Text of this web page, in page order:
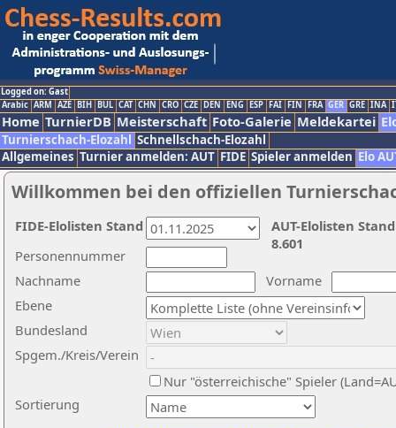
Logged on: Gast
Arabic ARM AZE BIH BUL CAT CHN CRO CZE DEN ENG ESP FAI FIN FRA GER GRE INA
Home TurnierDB Meisterschaft Foto-Galerie Meldekartei
Turnierschach-Elozahl Schnellschach-Elozahl
Allgemeines Turnier anmelden: AUT FIDE Spieler anmelden Elo
Willkommen bei den offiziellen
Nachname
Vorname
Ebene
Sortierung
Personennummer
Bundesland
Spgem./Kreis/Verein
Nur "österreichische" Spieler
AUT-Elolisten
8.601
FIDE-Elolisten Stand